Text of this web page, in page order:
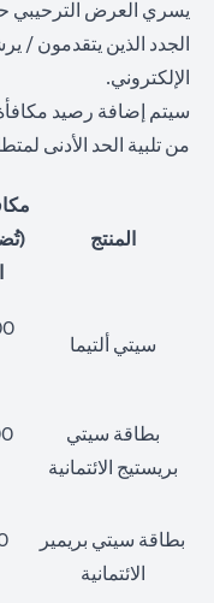
يسري العرض الترحيبي
الجدد الذين يتقدمون /
الإلكتروني.
من تلبية الحد الأدنى
المنتج
سيتي ألتيما
بطاقة سيتي
بريستيج الائتمانية
بطاقة سيتي بريمير
الائتمانية